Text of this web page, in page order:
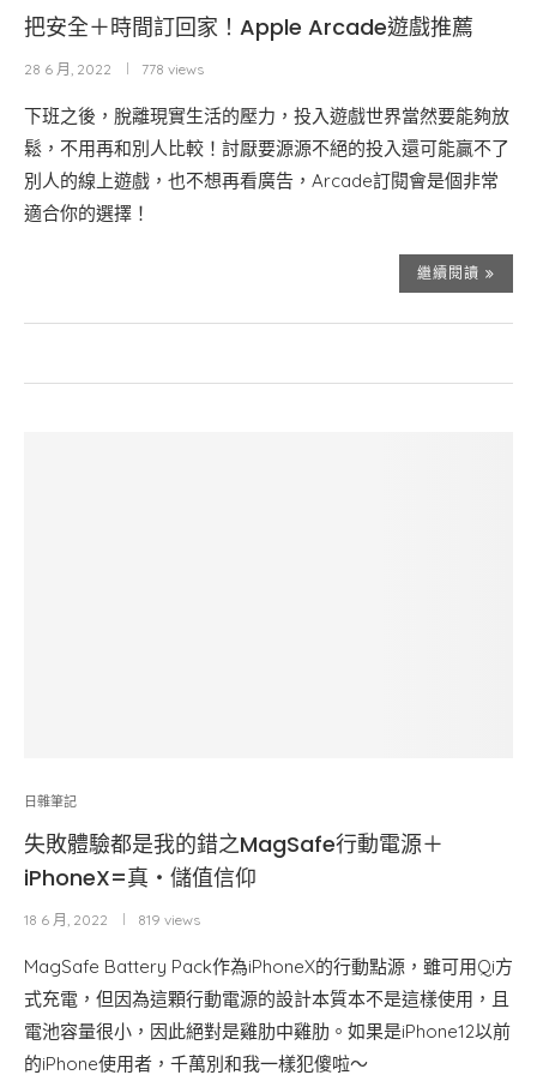
把安全＋時間訂回家！Apple Arcade遊戲推薦
28 6 月, 2022 778 views
下班之後，脫離現實生活的壓力，投入遊戲世界當然要能夠放
鬆，不用再和別人比較！討厭要源源不絕的投入還可能贏不了
別人的線上遊戲，也不想再看廣告，Arcade訂閱會是個非常
適合你的選擇！
繼續閱讀
日雜筆記
失敗體驗都是我的錯之MagSafe行動電源＋
iPhoneX=真・儲值信仰
18 6 月, 2022 819 views
MagSafe Battery Pack作為iPhoneX的行動點源，雖可用Qi方
式充電，但因為這顆行動電源的設計本質本不是這樣使用，且
電池容量很小，因此絕對是雞肋中雞肋。如果是iPhone12以前
的iPhone使用者，千萬別和我一樣犯傻啦～